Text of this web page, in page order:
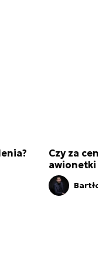
Czy za
awionetki